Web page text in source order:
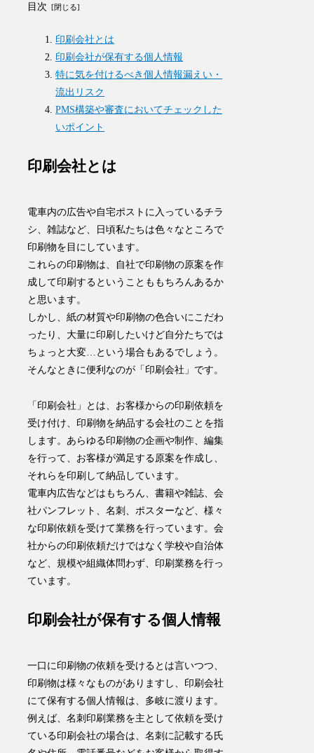
目次
印刷会社とは
印刷会社が保有する個人情報
特に気を付けるべき個人情報漏えい・
流出リスク
PMS構築や審査においてチェックした
いポイント
印刷会社とは
電車内の広告や自宅ポストに入っているチラ
シ、雑誌など、日頃私たちは色々なところで
印刷物を目にしています。
これらの印刷物は、自社で印刷物の原案を作
成して印刷するということももちろんあるか
と思います。
しかし、紙の材質や印刷物の色合いにこだわ
ったり、大量に印刷したいけど自分たちでは
ちょっと大変…という場合もあるでしょう。
そんなときに便利なのが「印刷会社」です。
「印刷会社」とは、お客様からの印刷依頼を
受け付け、印刷物を納品する会社のことを指
します。あらゆる印刷物の企画や制作、編集
を行って、お客様が満足する原案を作成し、
それらを印刷して納品しています。
電車内広告などはもちろん、書籍や雑誌、会
社パンフレット、名刺、ポスターなど、様々
な印刷依頼を受けて業務を行っています。会
社からの印刷依頼だけではなく学校や自治体
など、規模や組織体問わず、印刷業務を行っ
ています。
印刷会社が保有する個人情報
一口に印刷物の依頼を受けるとは言いつつ、
印刷物は様々なものがありますし、印刷会社
にて保有する個人情報は、多岐に渡ります。
例えば、名刺印刷業務を主として依頼を受け
ている印刷会社の場合は、名刺に記載する氏